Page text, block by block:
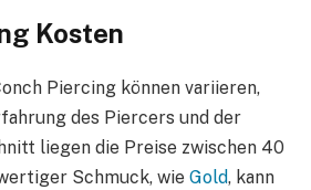
Kosten
Piercing können variieren,
des Piercers und der
liegen die Preise zwischen 40
Schmuck, wie Gold, kann